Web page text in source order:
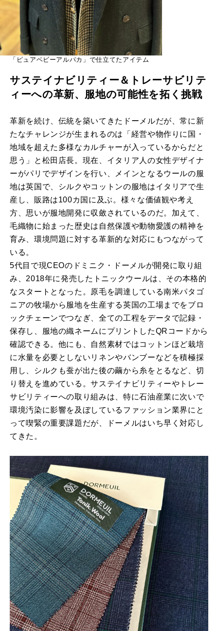
「ピュアベビーアルパカ」で仕立てたアイテム
サステイナビリティー＆トレーサビリテ
ィーへの革新、服地の可能性を拓く挑戦
革新を続け、伝統を築いてきたドーメルだが、常に新
たなチャレンジが生まれるのは「経営や物作りに国・
地域を超えた多様なカルチャーが入っているからだと
思う」と松田店長。現在、イタリア人の女性デザイナ
ーがパリでデザインを行い、メインとなるウールの服
地は英国で、シルクやコットンの服地はイタリアで生
産し、販路は100カ国に及ぶ。様々な価値観や考え
方、思いが服地開発に収斂されているのだ。加えて、
毛織物に始まった歴史は自然保護や動物愛護の精神を
育み、環境問題に対する革新的な対応にもつながって
いる。
5代目で現CEOのドミニク・ドーメルが開発に取り組
み、2018年に発売したトニックウールは、その本格的
なスタートとなった。原毛を調達している南米パタゴ
ニアの牧場から服地を生産する英国の工場までをブロ
ックチェーンでつなぎ、全ての工程をデータで記録・
保存し、服地の織ネームにプリントしたQRコードから
確認できる。他にも、自然素材ではコットンほど栽培
に水量を必要としないリネンやバンブーなどを積極採
用し、シルクも蚕が出た後の繭から糸をとるなど、切
り替えを進めている。サステイナビリティーやトレー
サビリティーへの取り組みは、特に石油産業に次いで
環境汚染に影響を及ぼしているファッション業界にと
って喫緊の重要課題だが、ドーメルはいち早く対応し
てきた。